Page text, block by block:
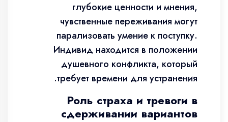
глубокие ценности и мнения,
чувственные переживания могут
парализовать умение к поступку.
Индивид находится в положении
душевного конфликта, который
требует времени для устранения.
Роль страха и тревоги в
сдерживании вариантов